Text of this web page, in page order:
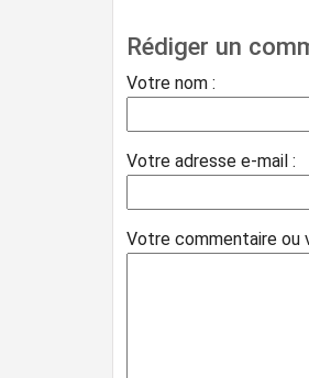
Rédiger un
Votre nom :
Votre adresse e-mail :
Votre commentaire ou